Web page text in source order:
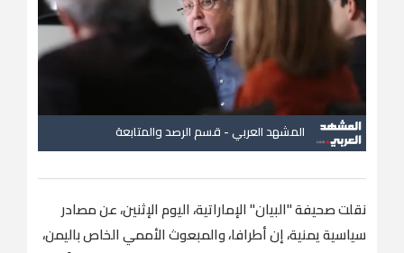
المشهد العربي - قسم الرصد والمتابعة
نقلت صحيفة "البيان" الإماراتية، اليوم الإثنين، عن مصادر
سياسية يمنية، إن أطرافا، والمبعوث الأممي الخاص باليمن،